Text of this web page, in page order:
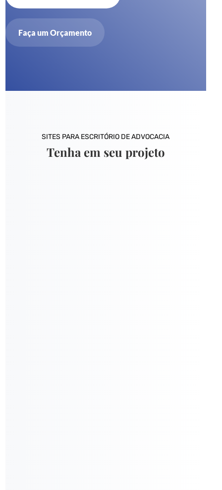
Faça um Orçamento
SITES PARA ESCRITÓRIO DE ADVOCACIA
Tenha em seu projeto